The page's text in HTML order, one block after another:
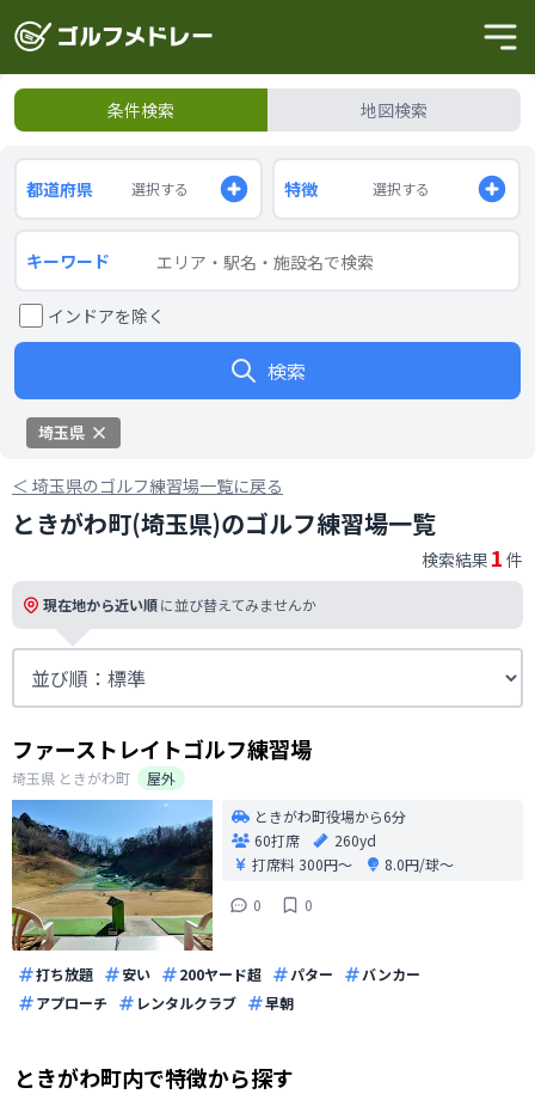
条件検索 地図検索
都道府県 選択する 特徴 選択する
キーワード
インドアを除く
検索
埼玉県
＜ 埼玉県のゴルフ練習場一覧に戻る
ときがわ町(埼玉県)のゴルフ練習場一覧
検索結果 1 件
現在地から近い順に並び替えてみませんか
ファーストレイトゴルフ練習場
埼玉県 ときがわ町
屋外
ときがわ町役場から6分
60打席
260yd
打席料300円〜
8.0円/球〜
0
0
打ち放題 安い 200ヤード超 パター
バンカー
アプローチ
レンタルクラブ 早朝
ときがわ町内で特徴から探す